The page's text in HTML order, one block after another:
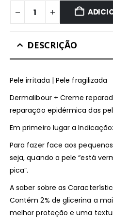
DESCRIÇÃO
Pele irritada | Pele fragilizada
Dermalibour + Creme
reparação epidérmica das
Em primeiro lugar a Indicação:
Para fazer face aos
seja, quando a pele “está
pica”.
A saber sobre as
Contém 2% de glicerina a
melhor proteção e uma